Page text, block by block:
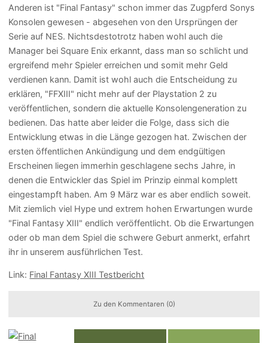
Anderen ist "Final Fantasy" schon immer das Zugpferd Sonys
Konsolen gewesen - abgesehen von den Ursprüngen der
Serie auf NES. Nichtsdestotrotz haben wohl auch die
Manager bei Square Enix erkannt, dass man so schlicht und
ergreifend mehr Spieler erreichen und somit mehr Geld
verdienen kann. Damit ist wohl auch die Entscheidung zu
erklären, "FFXIII" nicht mehr auf der Playstation 2 zu
veröffentlichen, sondern die aktuelle Konsolengeneration zu
bedienen. Das hatte aber leider die Folge, dass sich die
Entwicklung etwas in die Länge gezogen hat. Zwischen der
ersten öffentlichen Ankündigung und dem endgültigen
Erscheinen liegen immerhin geschlagene sechs Jahre, in
denen die Entwickler das Spiel im Prinzip einmal komplett
eingestampft haben. Am 9 März war es aber endlich soweit.
Mit ziemlich viel Hype und extrem hohen Erwartungen wurde
"Final Fantasy XIII" endlich veröffentlicht. Ob die Erwartungen
oder ob man dem Spiel die schwere Geburt anmerkt, erfahrt
ihr in unserem ausführlichen Test.
Link: Final Fantasy XIII Testbericht
Zu den Kommentaren (0)